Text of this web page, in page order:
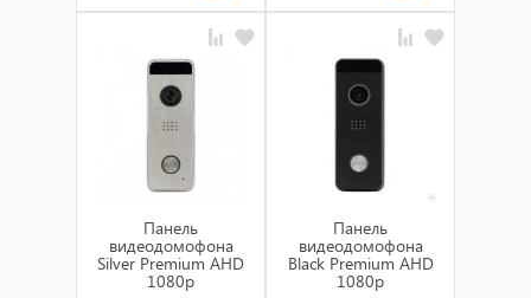
Панель
видеодомофона
Silver Premium AHD
1080p
Панель
видеодомофона
Black Premium AHD
1080p